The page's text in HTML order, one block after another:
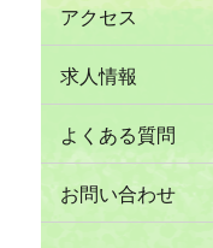
アクセス
求人情報
よくある質問
お問い合わせ